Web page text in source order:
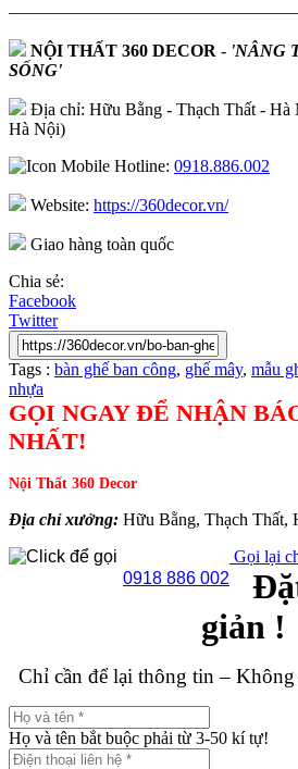
NỘI THẤT 360 DECOR - 'NÂNG
SỐNG'
Địa chỉ: Hữu Bằng - Thạch Thất - Hà
Hà Nội)
Hotline: 0918.886.002
Website: https://360decor.vn/
Giao hàng toàn quốc
Chia sẻ:
Facebook
Twitter
Tags : bàn ghế ban công, ghế mây, mẫu
nhựa
GỌI NGAY ĐỂ NHẬN
NHẤT!
Nội Thất 360 Decor
Địa chỉ xưởng: Hữu Bằng, Thạch Thất,
0918 886 002
Gọi lại
giản !
Chỉ cần để lại thông tin – Không
Họ và tên bắt buộc phải từ 3-50 kí tự!